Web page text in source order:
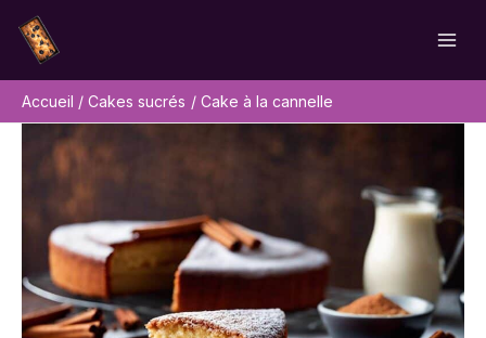
contenu
Accueil
Cakes sucrés Cake à la cannelle
Rechercher